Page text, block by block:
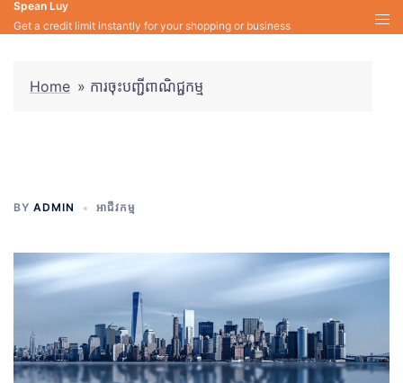
Skip
to
Spean Luy
Get a credit limit instantly for your shopping or business
Home » ការចុះបញ្ជីពាណិជ្ជកម្ម
BY ADMIN អាជីវកម្ម